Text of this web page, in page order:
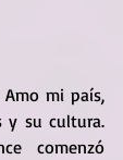
Amo mi país,
y su cultura.
comenzó